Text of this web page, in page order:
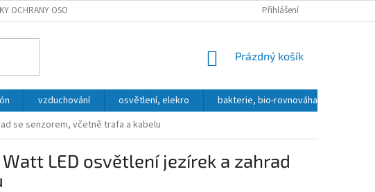
OCHRANY OSOBNÍCH ÚDAJŮ KONTAKT, OTEVÍRACÍ DOBA
Přihlášení
NÁKUPNÍ
Prázdný košík
vzduchování osvětlení, elekro bakterie, bio-rovnováha
se senzorem, včetně trafa a kabelu
LED osvětlení jezírek a zahrad